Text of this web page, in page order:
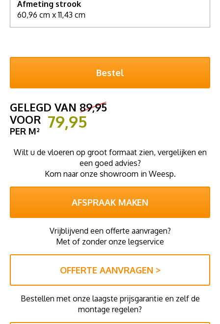
Afmeting strook
60,96 cm x 11,43 cm
GELEGD VAN 89,95
VOOR 79,95
PER M²
Wilt u de vloeren op groot formaat zien, vergelijken en
een goed advies?
Kom naar onze showroom in Weesp.
AFSPRAAK MAKEN
Vrijblijvend een offerte aanvragen?
Met of zonder onze legservice
OFFERTE AANVRAGEN >
Bestellen met onze laagste prijsgarantie en zelf de
montage regelen?